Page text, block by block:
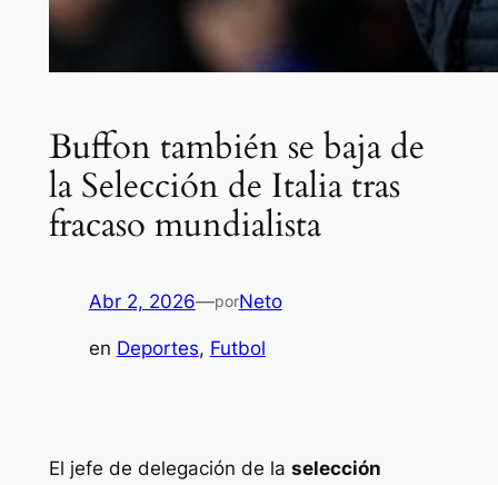
Buffon también se baja de
la Selección de Italia tras
fracaso mundialista
Abr 2, 2026—porNeto
en Deportes, Futbol
El jefe de delegación de la selección